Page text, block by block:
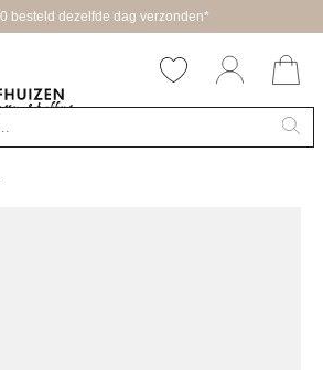
besteld dezelfde dag verzonden*